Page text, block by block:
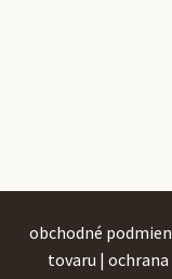
obchodné
tovaru | ochrana